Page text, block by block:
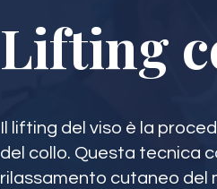
Lifting
Il lifting del viso è la
del collo. Questa tecnica
rilassamento cutaneo del